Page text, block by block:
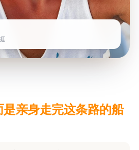
是亲身走完这条路的船